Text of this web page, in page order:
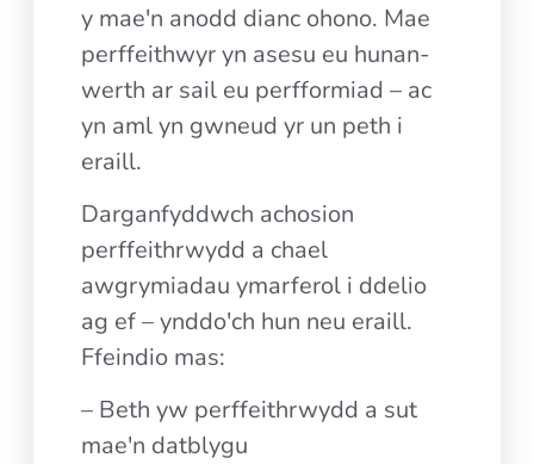
y mae'n anodd dianc ohono. Mae
perffeithwyr yn asesu eu hunan-
werth ar sail eu perfformiad – ac
yn aml yn gwneud yr un peth i
eraill.
Darganfyddwch achosion
perffeithrwydd a chael
awgrymiadau ymarferol i ddelio
ag ef – ynddo'ch hun neu eraill.
Ffeindio mas:
– Beth yw perffeithrwydd a sut
mae'n datblygu